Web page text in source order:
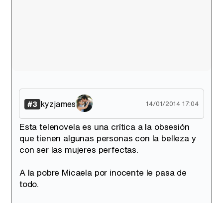
#3 kyzjames 14/01/2014 17:04
Esta telenovela es una crítica a la obsesión
que tienen algunas personas con la belleza y
con ser las mujeres perfectas.
A la pobre Micaela por inocente le pasa de
todo.